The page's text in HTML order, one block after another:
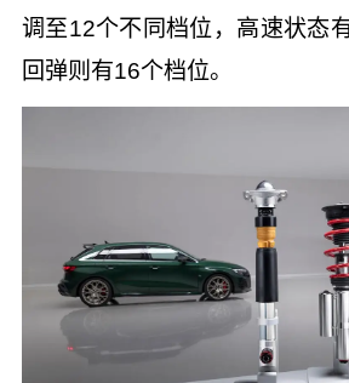
调至12个不同档位，高速状态
回弹则有16个档位。